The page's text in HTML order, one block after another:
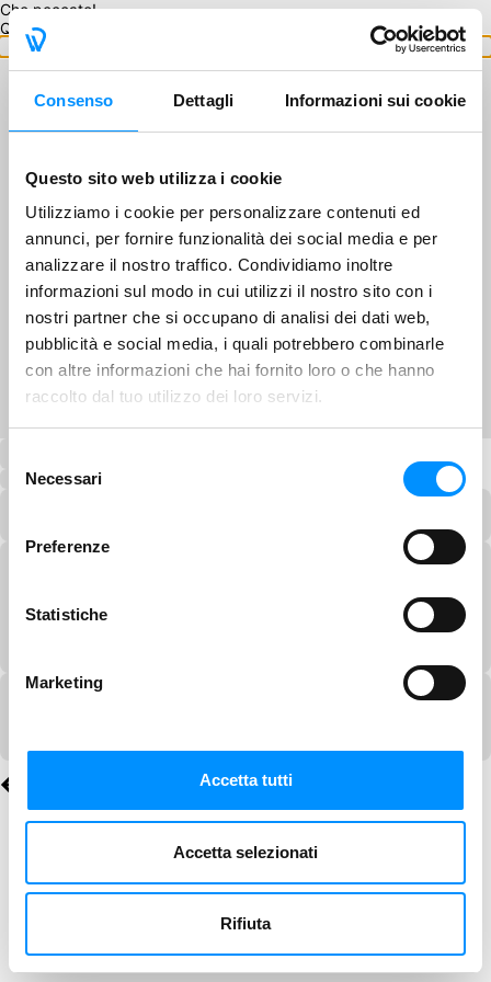
Consenso Dettagli Informazioni sui cookie
Questo sito web utilizza i cookie
Utilizziamo i cookie per personalizzare contenuti ed
annunci, per fornire funzionalità dei social media e per
analizzare il nostro traffico. Condividiamo inoltre
informazioni sul modo in cui utilizzi il nostro sito con i
nostri partner che si occupano di analisi dei dati web,
pubblicità e social media, i quali potrebbero combinarle
con altre informazioni che hai fornito loro o che hanno
raccolto dal tuo utilizzo dei loro servizi.
delNecessari
Preferenze
Statistiche
Marketing
Accetta tutti
Accetta selezionati
Rifiuta
Che peccato!
Questo GA non è disponibile.